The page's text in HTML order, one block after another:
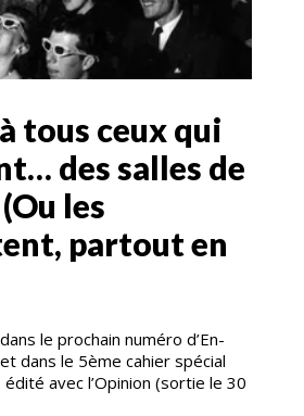
tous ceux qui
des salles de
les
partout en
le prochain numéro d’En-
dans le 5ème cahier spécial
avec l’Opinion (sortie le 30